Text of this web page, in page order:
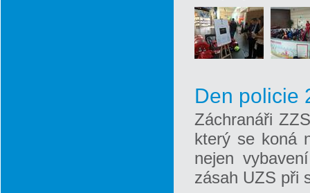
Den policie
Záchranáři
který se koná
nejen
zásah UZS při